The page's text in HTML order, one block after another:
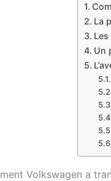
La
Un
Volkswagen a